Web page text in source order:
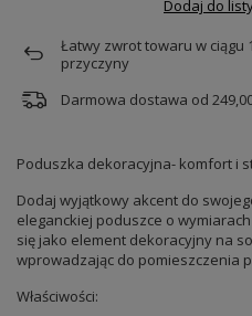
Dodaj do
Łatwy zwrot towaru w ciągu
przyczyny
Darmowa dostawa od
Poduszka dekoracyjna- komfort i
Dodaj wyjątkowy akcent do
eleganckiej poduszce o
się jako element dekoracyjny na
wprowadzając do pomieszczenia
Właściwości: